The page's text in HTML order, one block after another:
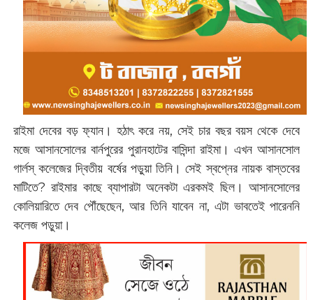
রাইমা দেবের বড় ফ্যান। হঠাৎ করে নয়, সেই চার বছর বয়স থেকে দেবে
মজে আসানসোলের বার্নপুরের পুরানহাটের বাসিন্দা রাইমা। এখন আসানসোল
গার্লস্ কলেজের দ্বিতীয় বর্ষের পড়ুয়া ‌তিনি। সেই স্বপ্নের নায়ক বাস্তবের
মাটিতে? রাইমার কাছে ব্যাপারটা অনেকটা এরকমই ছিল। আসানসোলের
কোলিয়ারিতে দেব পৌঁছেছেন, আর তিনি যাবেন না, এটা ভাবতেই পারেননি
কলেজ পড়ুয়া।